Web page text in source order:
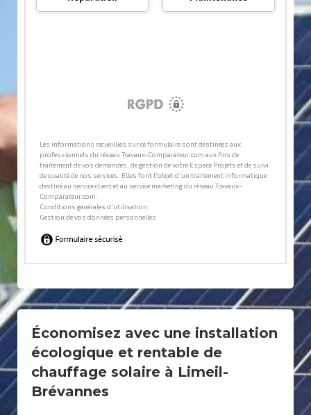
Économisez avec une installation
écologique et rentable de
chauffage solaire à Limeil-
Brévannes